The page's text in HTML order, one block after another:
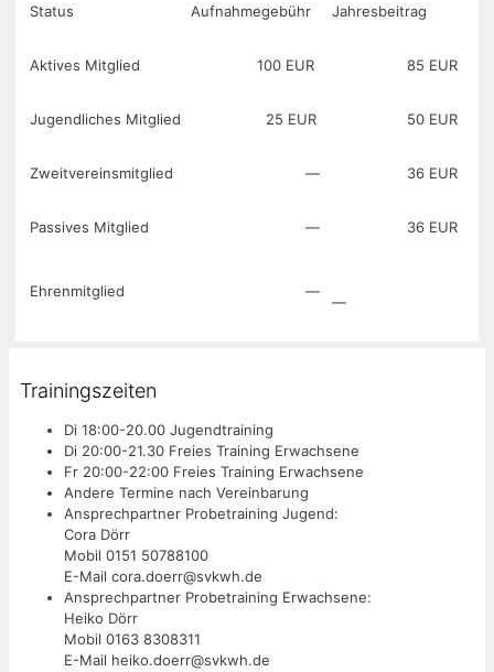
Status Aufnahmegebühr Jahresbeitrag
Aktives Mitglied 100 EUR 85 EUR
Jugendliches Mitglied 25 EUR 50 EUR
Zweitvereinsmitglied — 36 EUR
Passives Mitglied — 36 EUR
Ehrenmitglied —
—
Trainingszeiten
Di 18:00-20.00 Jugendtraining
Di 20:00-21.30 Freies Training Erwachsene
Fr 20:00-22:00 Freies Training Erwachsene
Andere Termine nach Vereinbarung
Ansprechpartner Probetraining Jugend:
Cora Dörr
Mobil 0151 50788100
E-Mail cora.doerr@svkwh.de
Ansprechpartner Probetraining Erwachsene:
Heiko Dörr
Mobil 0163 8308311
E-Mail heiko.doerr@svkwh.de